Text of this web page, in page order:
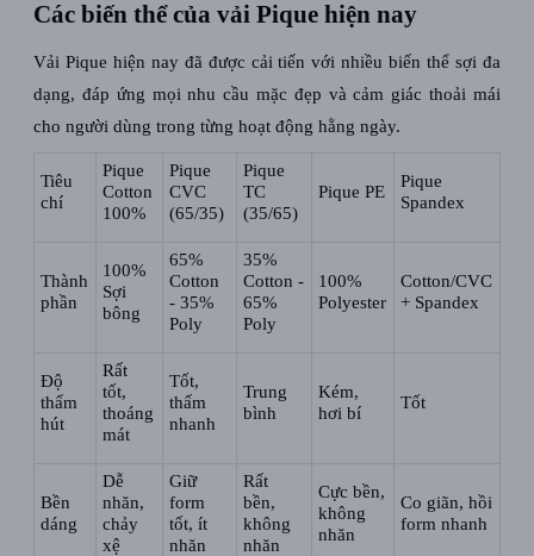
Các biến thể của vải Pique hiện nay
Vải Pique hiện nay đã được cải tiến với nhiều biến thể sợi đa
dạng, đáp ứng mọi nhu cầu mặc đẹp và cảm giác thoải mái
cho người dùng trong từng hoạt động hằng ngày.
Tiêu
chí
Pique
Cotton
100%
Pique
CVC
(65/35)
Pique
TC
(35/65)
Pique PE
Pique
Spandex
Thành
phần
100%
Sợi
bông
65%
Cotton
- 35%
Poly
35%
Cotton -
65%
Poly
100%
Polyester
Cotton/CVC
+ Spandex
Độ
thấm
hút
Rất
tốt,
thoáng
mát
Tốt,
thấm
nhanh
Trung
bình
Kém,
hơi bí
Tốt
Bền
dáng
Dễ
nhăn,
chảy
xệ
Giữ
form
tốt, ít
nhăn
Rất
bền,
không
nhăn
Cực bền,
không
nhăn
Co giãn, hồi
form nhanh